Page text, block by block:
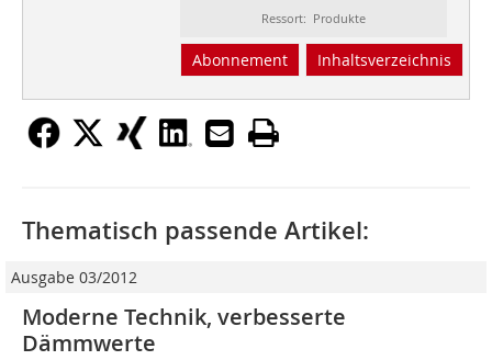
Ressort: Produkte
Abonnement Inhaltsverzeichnis
Thematisch passende Artikel:
Ausgabe 03/2012
Moderne Technik, verbesserte
Dämmwerte